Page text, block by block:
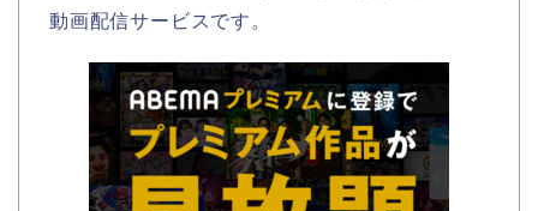
動画配信サービスです。